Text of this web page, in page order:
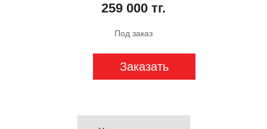
259 000 тг.
Под заказ
Заказать